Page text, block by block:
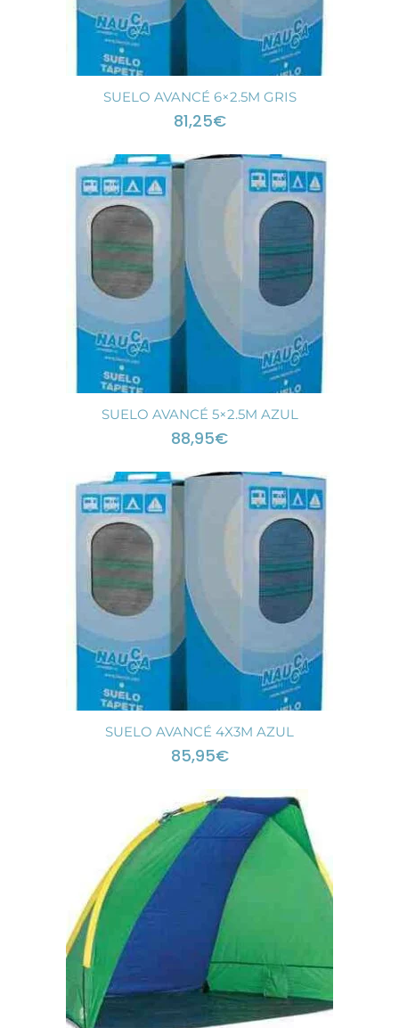
SUELO AVANCÉ 6×2.5M GRIS
81,25€
SUELO AVANCÉ 5×2.5M AZUL
88,95€
SUELO AVANCÉ 4X3M AZUL
85,95€